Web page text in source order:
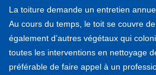
La toiture demande un entretien
Au cours du temps, le toit se couvre
également d’autres végétaux qui
toutes les interventions en nettoyage
préférable de faire appel à un